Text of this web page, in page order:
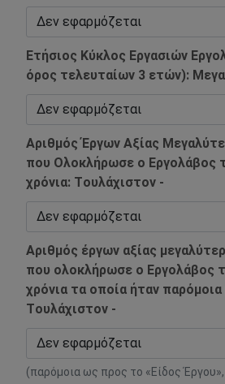
Ετήσιος Κύκλος Εργασιών
όρος τελευταίων 3 ετών):
Αριθμός Έργων Αξίας
που Ολοκλήρωσε ο Εργολάβος
χρόνια: Tουλάχιστον -
Αριθμός έργων αξίας
που ολοκλήρωσε ο Εργολάβος
χρόνια τα οποία ήταν
Tουλάχιστον -
(παρόμοια ως προς το «Είδος